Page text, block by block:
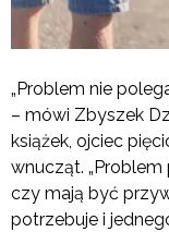
„Problem nie
– mówi Zbyszek
książek, ojciec
wnucząt.
czy mają być
potrzebuje i